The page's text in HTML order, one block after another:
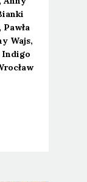
Wajs,
Indi­go